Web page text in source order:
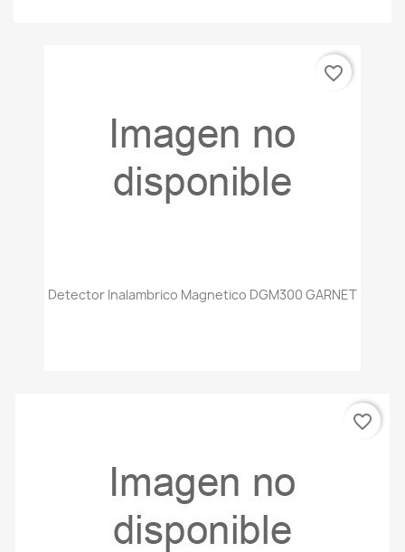
Detector Inalambrico Magnetico DGM300 GARNET
favorite_border
favorite_border